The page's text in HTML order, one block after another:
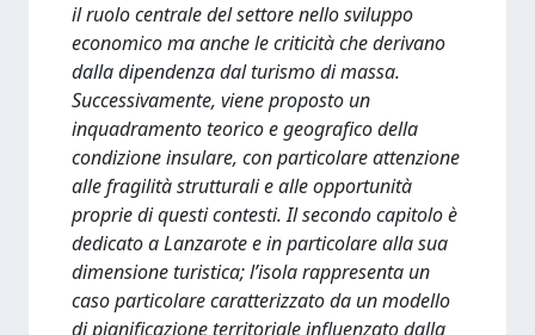
il ruolo centrale del settore nello sviluppo
economico ma anche le criticità che derivano
dalla dipendenza dal turismo di massa.
Successivamente, viene proposto un
inquadramento teorico e geografico della
condizione insulare, con particolare attenzione
alle fragilità strutturali e alle opportunità
proprie di questi contesti. Il secondo capitolo è
dedicato a Lanzarote e in particolare alla sua
dimensione turistica; l’isola rappresenta un
caso particolare caratterizzato da un modello
di pianificazione territoriale influenzato dalla